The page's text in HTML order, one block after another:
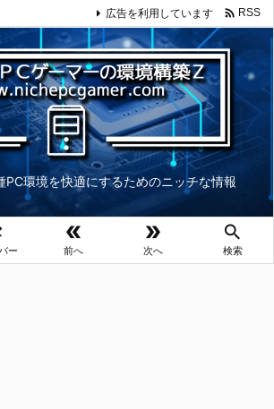
PC環境を快適にするためのニッチな情報
ー

前へ

次へ

検索
広告を利用しています  RSS